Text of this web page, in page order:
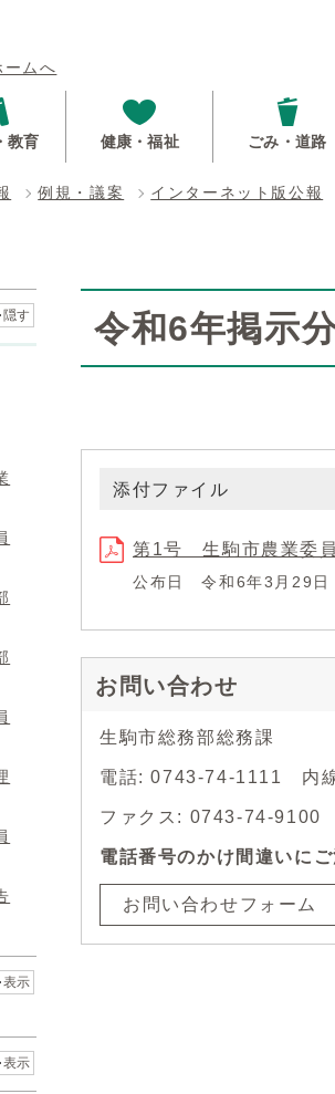
ームへ
教育 健康・福祉 ごみ・道路
例規・議案 インターネット版公報
令和6年掲示
添付ファイル
第1号 生駒市農業委
公布日 令和6年3月29日
お問い合わせ
生駒市総務部総務課
電話: 0743-74-1111 内線
ファクス: 0743-74-9100
電話番号のかけ間違いにご
お問い合わせフォーム
隠す
表示
表示